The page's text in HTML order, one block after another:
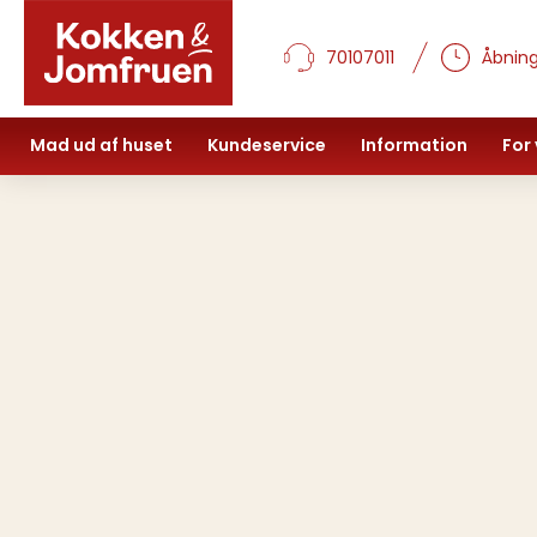
70107011
Mad ud af huset Kundeservice Information